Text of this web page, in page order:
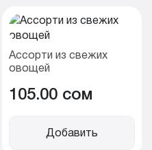
Ассорти из свежих
овощей
105.00 cом
Добавить